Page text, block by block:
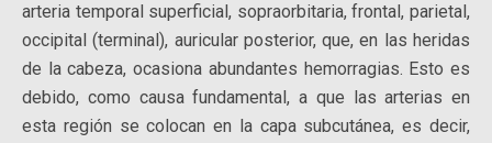
arteria temporal superficial, sopraorbitaria, frontal, parietal,
occipital (terminal), auricular posterior, que, en las heridas
de la cabeza, ocasiona abundantes hemorragias. Esto es
debido, como causa fundamental, a que las arterias en
esta región se colocan en la capa subcutánea, es decir,